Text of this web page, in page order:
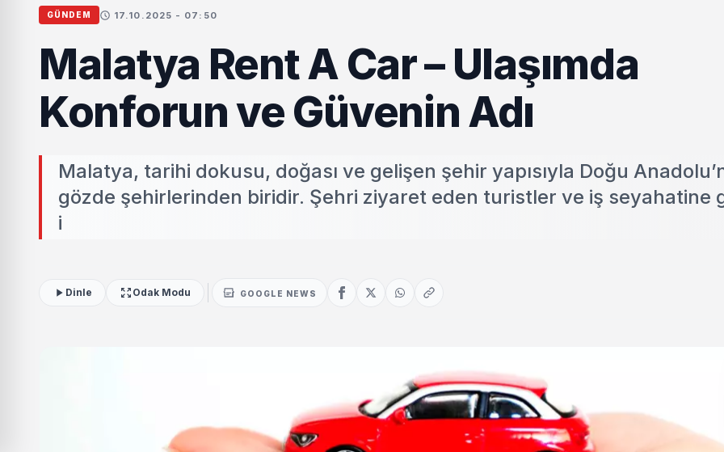
GÜNDEM 17.10.2025 - 07:50
Malatya Rent A Car – Ulaşımda
Konforun ve Güvenin Adı
Malatya, tarihi dokusu, doğası ve gelişen şehir yapısıyla Doğu
gözde şehirlerinden biridir. Şehri ziyaret eden turistler ve iş seyahatine
i
Dinle Odak Modu GOOGLE NEWS